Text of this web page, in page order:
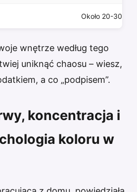
Około 20-30%
wnętrze według tego
uniknąć chaosu – wiesz,
a co „podpisem”.
koncentracja i
koloru w